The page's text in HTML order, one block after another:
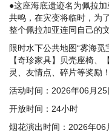
●这座海底遗迹名为佩拉
共鸣，在灾变将临时，为
整个佩拉加亚连同自己的
限时水下公共地图“雾海
【奇珍家具】贝壳座椅、
灵、友情点、碎片等奖励！
活动时间：2026年06月
开放时间：24小时
烟花演出时间：2026年